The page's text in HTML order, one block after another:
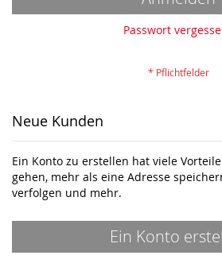
Passwort
Neue Kunden
Ein Konto zu erstellen hat viele
gehen, mehr als eine Adresse
verfolgen und mehr.
Ein Konto